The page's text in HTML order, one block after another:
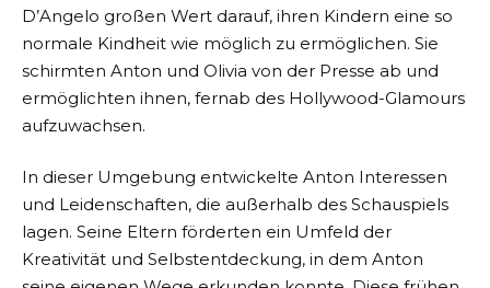
D’Angelo großen Wert darauf, ihren Kindern eine so
normale Kindheit wie möglich zu ermöglichen. Sie
schirmten Anton und Olivia von der Presse ab und
ermöglichten ihnen, fernab des Hollywood-Glamours
aufzuwachsen.
In dieser Umgebung entwickelte Anton Interessen
und Leidenschaften, die außerhalb des Schauspiels
lagen. Seine Eltern förderten ein Umfeld der
Kreativität und Selbstentdeckung, in dem Anton